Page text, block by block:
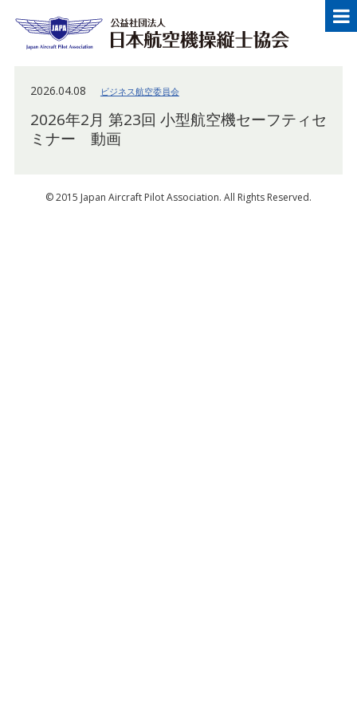
Japan Aircraft Pilot Association 公
2026.04.08 ビジネス航空委員会
2026年2月 第23回 小型航空機セーフティセ
ミナー 動画
© 2015 Japan Aircraft Pilot Association. All Rights Reserved.